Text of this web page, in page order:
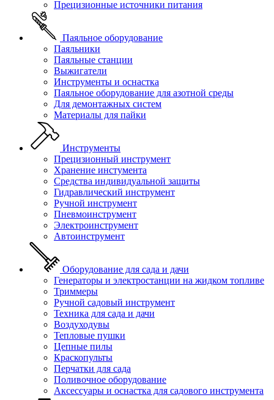
Прецизионные источники питания
Паяльное оборудование
Паяльники
Паяльные станции
Выжигатели
Инструменты и оснастка
Паяльное оборудование для азотной среды
Для демонтажных систем
Материалы для пайки
Инструменты
Прецизионный инструмент
Хранение инстумента
Средства индивидуальной защиты
Гидравлический инструмент
Ручной инструмент
Пневмоинструмент
Электроинструмент
Автоинструмент
Оборудование для сада и дачи
Генераторы и электростанции на жидком топливе
Триммеры
Ручной садовый инструмент
Техника для сада и дачи
Воздуходувы
Тепловые пушки
Цепные пилы
Краскопульты
Перчатки для сада
Поливочное оборудование
Аксессуары и оснастка для садового инструмента